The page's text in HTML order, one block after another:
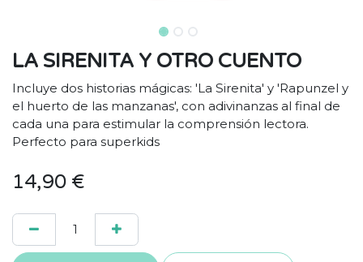
LA SIRENITA Y OTRO CUENTO
Incluye dos historias mágicas: 'La Sirenita' y 'Rapunzel y
el huerto de las manzanas', con adivinanzas al final de
cada una para estimular la comprensión lectora.
Perfecto para superkids
14,90 €